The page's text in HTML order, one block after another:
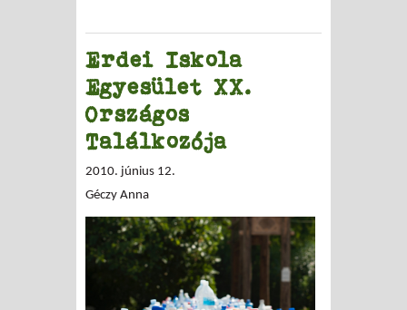
Erdei Iskola
Egyesület XX.
Országos
Találkozója
2010. június 12.
Géczy Anna